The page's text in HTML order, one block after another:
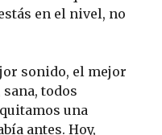
en el nivel, no
sonido, el mejor
todos
una
antes. Hoy,